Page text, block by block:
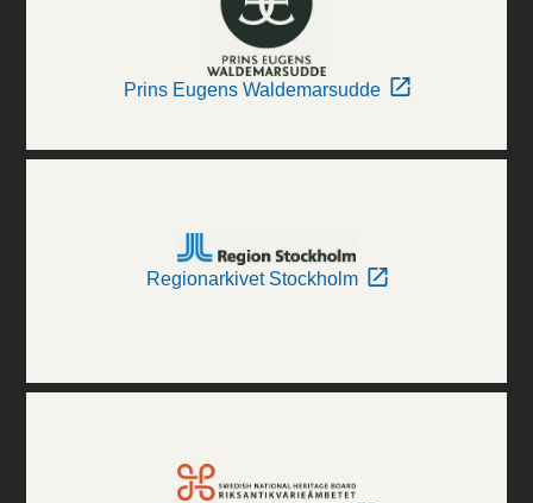
Prins Eugens Waldemarsudde
Regionarkivet Stockholm